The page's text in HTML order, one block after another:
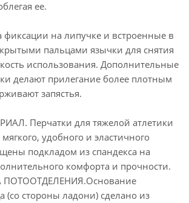
ее.
фиксации на липучке и встроенные в
пальцами язычки для снятия
использования. Дополнительные
делают прилегание более плотным
запястья.
Перчатки для тяжелой атлетики
удобного и эластичного
подкладом из спандекса на
комфорта и прочности.
(со стороны ладони) сделано из